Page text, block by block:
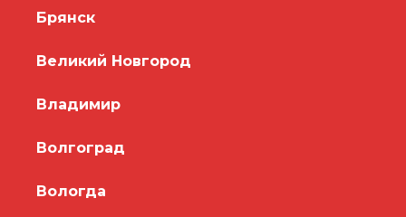
Брянск
Великий Новгород
Владимир
Волгоград
Вологда